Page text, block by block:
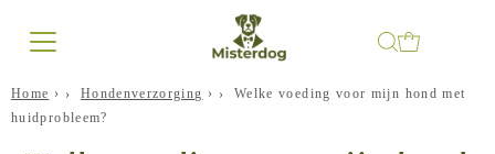
Home › Hondenverzorging ›
Welke voeding voor mijn hond met
huidprobleem?